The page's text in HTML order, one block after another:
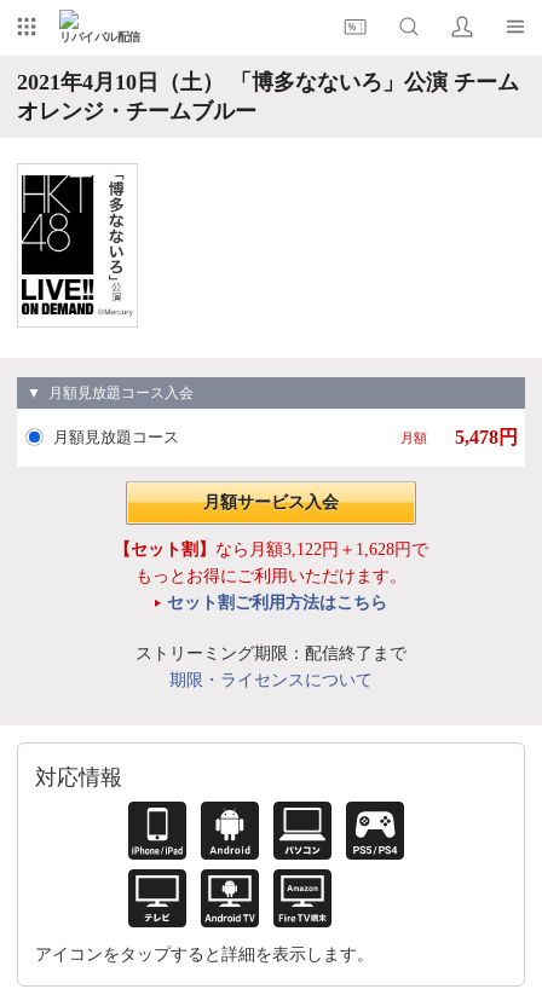
リバイバル配信
2021年4月10日（土） 「博多なないろ」公演 チーム
オレンジ・チームブルー
▼ 月額見放題コース入会
月額見放題コース 月額 5,478円
月額サービス入会
【セット割】 なら月額3,122円＋1,628円で
もっとお得にご利用いただけます。
セット割ご利用方法はこちら
ストリーミング期限：配信終了まで
期限・ライセンスについて
対応情報
アイコンをタップすると詳細を表示します。